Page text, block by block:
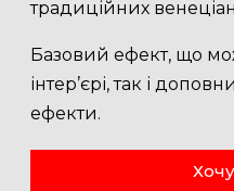
традиційних
Базовий ефект, що
інтер’єрі, так і
ефекти.